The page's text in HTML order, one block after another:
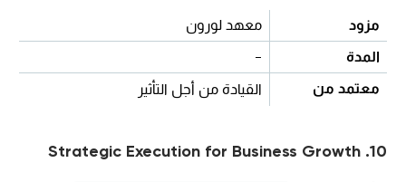
مزود
معهد لورون
المدة
-
معتمد من
القيادة من أجل التأثير
10. Strategic Execution for Business Growth